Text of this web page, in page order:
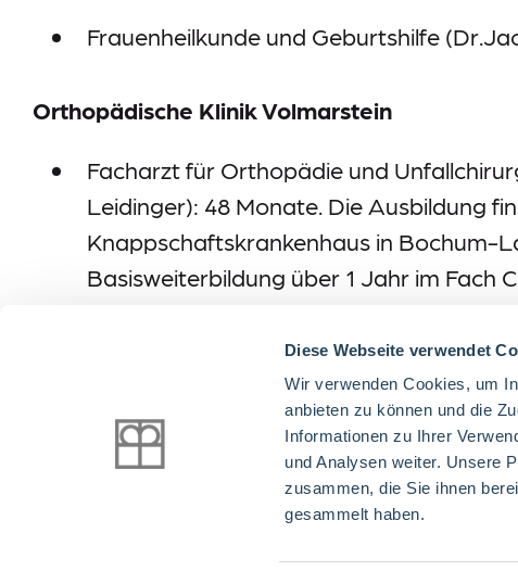
Diese Webseite verwendet
Wir verwenden Cookies, um
anbieten zu können und die
Informationen zu Ihrer
und Analysen weiter. Unsere
zusammen, die Sie ihnen
gesammelt haben.
Frauenheilkunde und Geburtshilfe
Orthopädische Klinik Volmarstein
Facharzt für Orthopädie und
Leidinger): 48 Monate. Die Ausbildung
Knappschaftskrankenhaus in Bochum-
Basisweiterbildung über 1 Jahr im Fach
Röntgendiagnostik (fachbezogen) (Dr.